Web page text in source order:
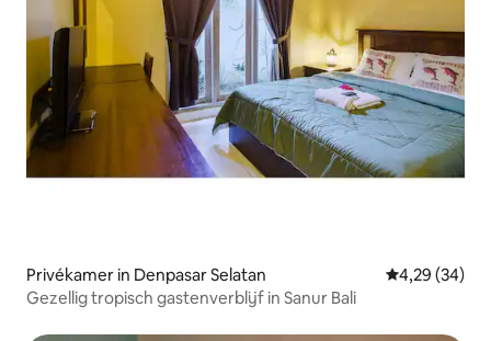
Privékamer in Denpasar Selatan Gemiddelde
4,29 (34)
Gezellig tropisch gastenverblijf in Sanur Bali